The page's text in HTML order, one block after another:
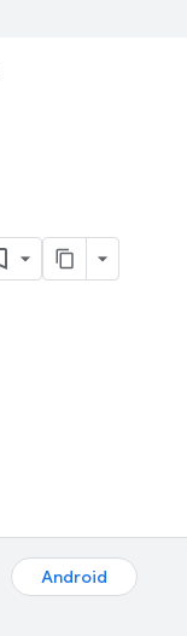
Android